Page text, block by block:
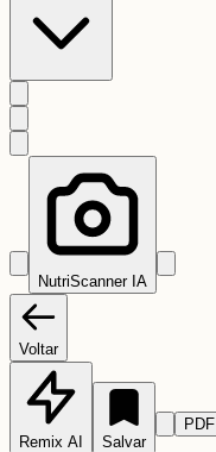
NutriScanner IA
Voltar
Remix AI Salvar
PDF